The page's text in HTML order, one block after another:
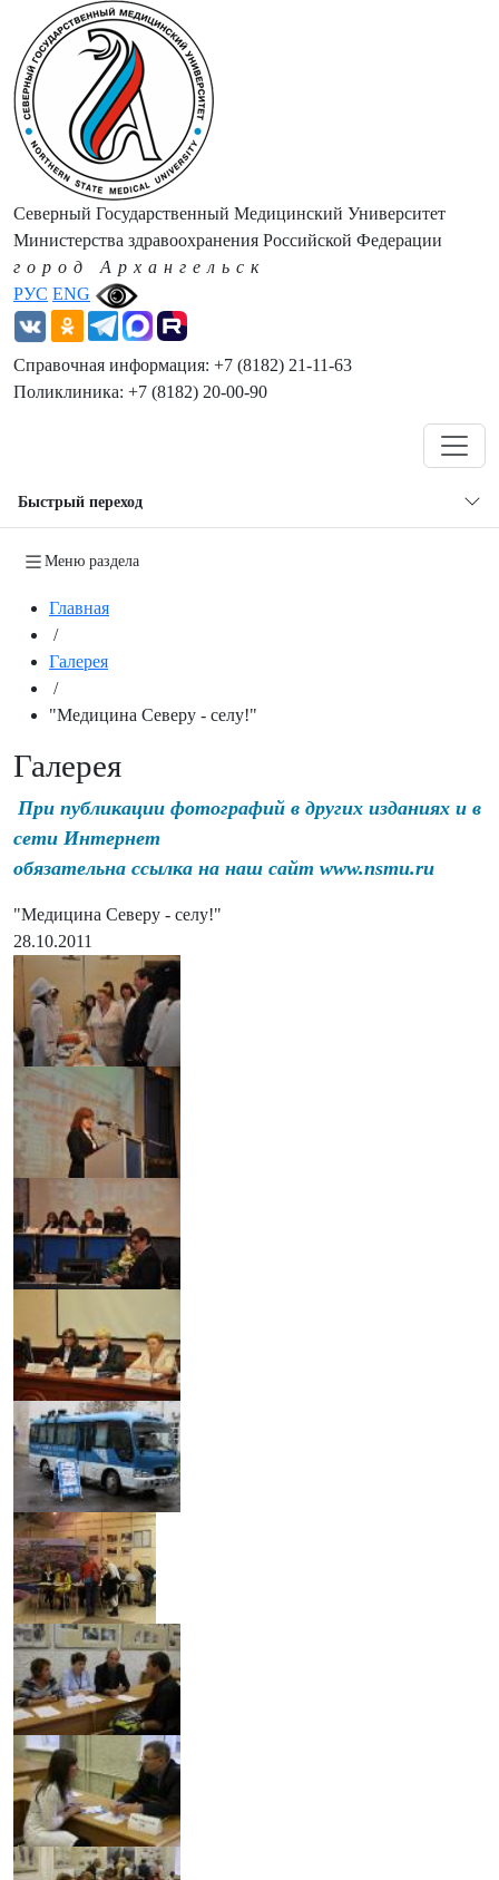
РУС ENG
Северный Государственный Медицинский Университет
Министерства здравоохранения Российской Федерации
город Архангельск
Справочная информация: +7 (8182) 21-11-63
Поликлиника: +7 (8182) 20-00-90
Быстрый переход
Меню раздела
Главная
/
Галерея
/
"Медицина Северу - селу!"
Галерея
При публикации фотографий в других изданиях и в
сети Интернет
обязательна ссылка на наш сайт www.nsmu.ru
"Медицина Северу - селу!"
28.10.2011